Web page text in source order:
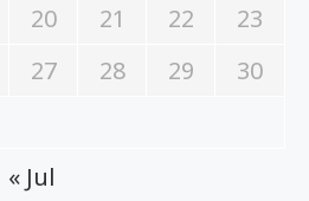
20 21 22
23
27 28 29
30
« Jul